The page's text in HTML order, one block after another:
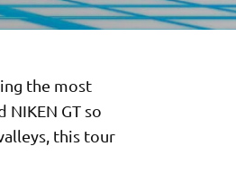
the most
GT so
this tour